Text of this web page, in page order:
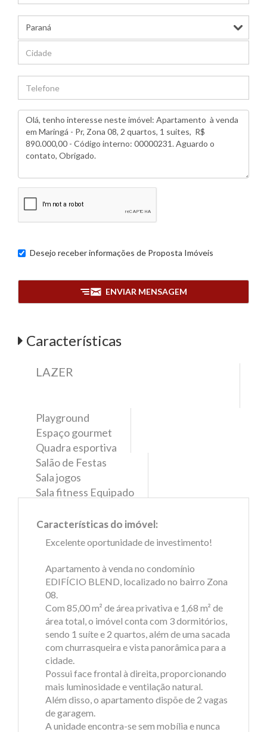
Desejo receber informações de Proposta Imóveis
ENVIAR MENSAGEM
Características
LAZER
Playground
Espaço gourmet
Quadra esportiva
Salão de Festas
Sala jogos
Sala fitness Equipado
Características do imóvel:
Excelente oportunidade de investimento!
Apartamento à venda no condomínio
EDIFÍCIO BLEND, localizado no bairro Zona
08.
Com 85,00 m² de área privativa e 1,68 m² de
área total, o imóvel conta com 3 dormitórios,
sendo 1 suíte e 2 quartos, além de uma sacada
com churrasqueira e vista panorâmica para a
cidade.
Possui face frontal à direita, proporcionando
mais luminosidade e ventilação natural.
Além disso, o apartamento dispõe de 2 vagas
de garagem.
A unidade encontra-se sem mobília e nunca